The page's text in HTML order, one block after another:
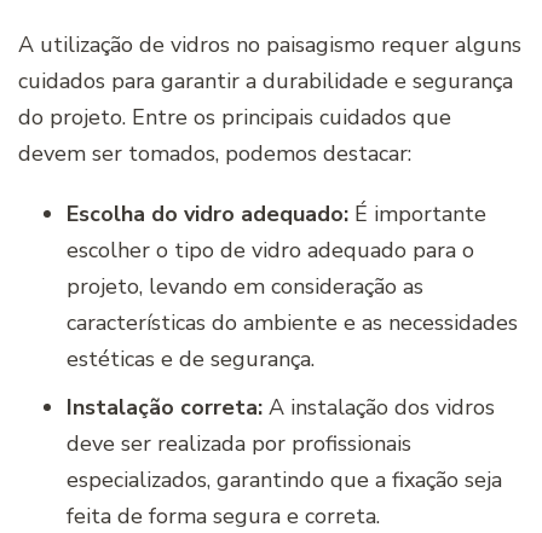
A utilização de vidros no paisagismo requer alguns
cuidados para garantir a durabilidade e segurança
do projeto. Entre os principais cuidados que
devem ser tomados, podemos destacar:
Escolha do vidro adequado: É importante
escolher o tipo de vidro adequado para o
projeto, levando em consideração as
características do ambiente e as necessidades
estéticas e de segurança.
Instalação correta: A instalação dos vidros
deve ser realizada por profissionais
especializados, garantindo que a fixação seja
feita de forma segura e correta.